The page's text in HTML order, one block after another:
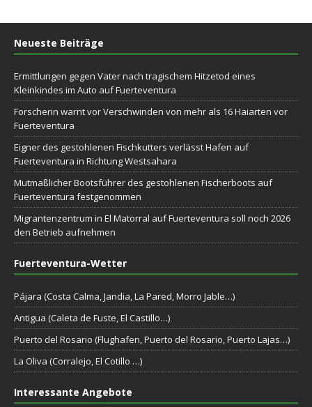
Neueste Beiträge
Ermittlungen gegen Vater nach tragischem Hitzetod eines
Kleinkindes im Auto auf Fuerteventura
Forscherin warnt vor Verschwinden von mehr als 16 Haiarten vor
Fuerteventura
Eigner des gestohlenen Fischkutters verlässt Hafen auf
Fuerteventura in Richtung Westsahara
Mutmaßlicher Bootsführer des gestohlenen Fischerboots auf
Fuerteventura festgenommen
Migrantenzentrum in El Matorral auf Fuerteventura soll noch 2026
den Betrieb aufnehmen
Fuerteventura-Wetter
Pájara (Costa Calma, Jandia, La Pared, Morro Jable…)
Antigua (Caleta de Fuste, El Castillo…)
Puerto del Rosario (Flughafen, Puerto del Rosario, Puerto Lajas…)
La Oliva (Corralejo, El Cotillo …)
Interessante Angebote